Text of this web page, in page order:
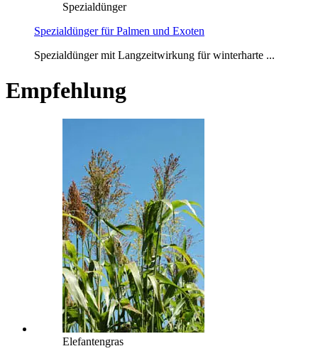
Spezialdünger
Spezialdünger für Palmen und Exoten
Spezialdünger mit Langzeitwirkung für winterharte ...
Empfehlung
Elefantengras